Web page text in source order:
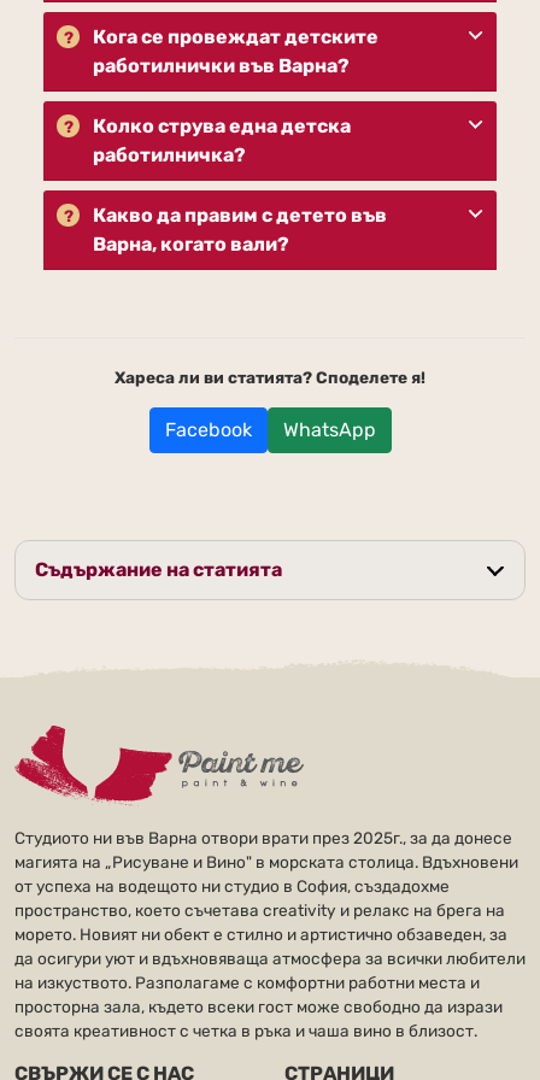
Кога се провеждат детските
работилнички във Варна?
Колко струва една детска
работилничка?
Какво да правим с детето във
Варна, когато вали?
Хареса ли ви статията? Споделете я!
Facebook WhatsApp
Съдържание на статията
Студиото ни във Варна отвори врати през 2025г., за да донесе
магията на „Рисуване и Вино" в морската столица. Вдъхновени
от успеха на водещото ни студио в София, създадохме
пространство, което съчетава creativity и релакс на брега на
морето. Новият ни обект е стилно и артистично обзаведен, за
да осигури уют и вдъхновяваща атмосфера за всички любители
на изкуството. Разполагаме с комфортни работни места и
просторна зала, където всеки гост може свободно да изрази
своята креативност с четка в ръка и чаша вино в близост.
СВЪРЖИ СЕ С НАС СТРАНИЦИ